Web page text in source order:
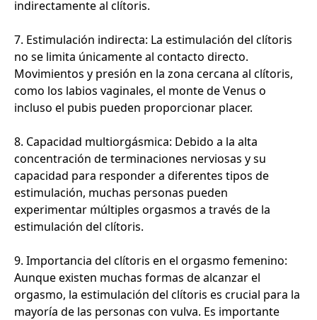
indirectamente al clítoris.
7. Estimulación indirecta: La estimulación del clítoris
no se limita únicamente al contacto directo.
Movimientos y presión en la zona cercana al clítoris,
como los labios vaginales, el monte de Venus o
incluso el pubis pueden proporcionar placer.
8. Capacidad multiorgásmica: Debido a la alta
concentración de terminaciones nerviosas y su
capacidad para responder a diferentes tipos de
estimulación, muchas personas pueden
experimentar múltiples orgasmos a través de la
estimulación del clítoris.
9. Importancia del clítoris en el orgasmo femenino:
Aunque existen muchas formas de alcanzar el
orgasmo, la estimulación del clítoris es crucial para la
mayoría de las personas con vulva. Es importante